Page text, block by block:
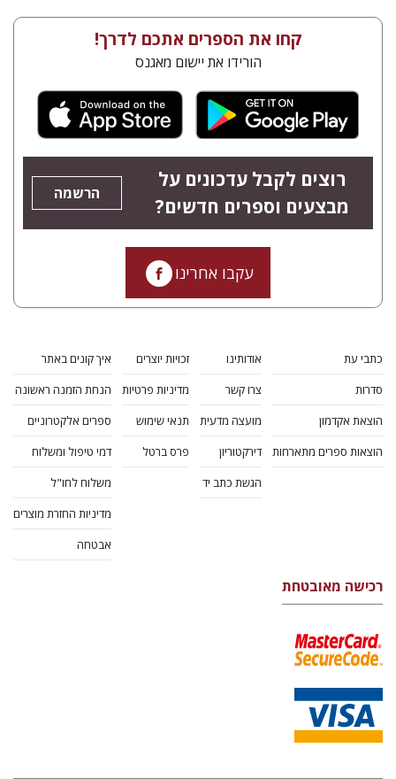
קחו את הספרים אתכם לדרך!
הורידו את יישום מאגנס
רוצים לקבל עדכונים על
מבצעים וספרים חדשים?
הרשמה
עקבו אחרינו
כתבי עת
סדרות
הוצאת אקדמון
הוצאות ספרים מתארחות
אודותינו
צרו קשר
מועצה מדעית
דירקטוריון
הגשת כתב יד
זכויות יוצרים
מדיניות פרטיות
תנאי שימוש
פרס ברטל
איך קונים באתר
הנחת הזמנה ראשונה
ספרים אלקטרוניים
דמי טיפול ומשלוח
משלוח לחו"ל
מדיניות החזרת מוצרים
אבטחה
רכישה מאובטחת